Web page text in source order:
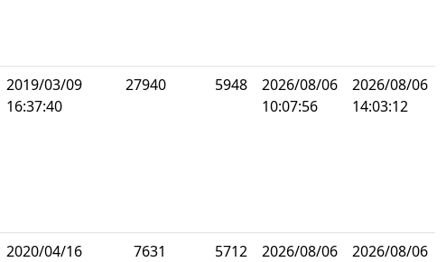
2019/03/09
16:37:40
27940 5948
2026/08/06
10:07:56
2026/08/06
14:03:12
2020/04/16
7631 5712
2026/08/06
2026/08/06